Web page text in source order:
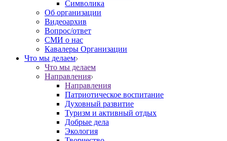
Символика
Об организации
Видеоархив
Вопрос/ответ
СМИ о нас
Кавалеры Организации
Что мы делаем
Что мы делаем
Направления
Направления
Патриотическое воспитание
Духовный развитие
Туризм и активный отдых
Добрые дела
Экология